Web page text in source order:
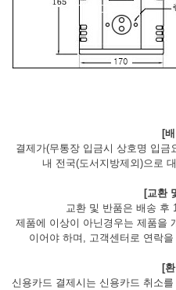
[
결제가(무통장 입금시 상호명 입금
내 전국(도서지방제외)으로
[교환
교환 및 반품은 배송 후
제품에 이상이 아닌경우는 제품을
이어야 하며, 고객센터로 연락
[
신용카드 결제시는 신용카드 취소